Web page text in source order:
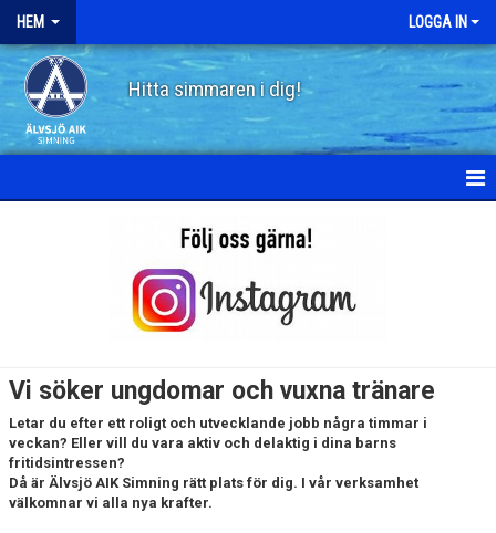
HEM LOGGA IN
Hitta simmaren i dig!
OM ÄLVSJÖ AIK SIMNING
MÖT SOFIE
MÖT ELIN
MÖT SOFIA
Vi söker ungdomar och vuxna tränare
Letar du efter ett roligt och utvecklande jobb några timmar i
veckan? Eller vill du vara aktiv och delaktig i dina barns
fritidsintressen?
Då är Älvsjö AIK Simning rätt plats för dig. I vår verksamhet
välkomnar vi alla nya krafter.